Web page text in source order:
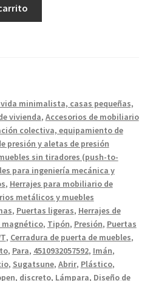
minimalista, casas pequeñas,
vivienda, Accesorios de mobiliario
colectiva, equipamiento de
presión y aletas de presión
sin tiradores (push-to-
para ingeniería mecánica y
, Herrajes para mobiliario de
metálicos y muebles
, Puertas ligeras, Herrajes de
magnético, Tipón, Presión, Puertas
, Cerradura de puerta de muebles,
, Para, 4510932057592, Imán,
, Sugatsune, Abrir, Plástico,
, discreto, Lámpara, Diseño de